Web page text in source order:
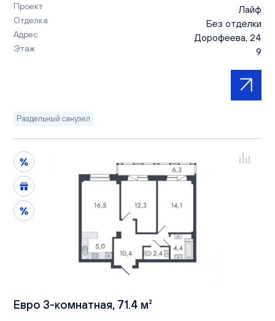
Проект Лайф
Отделка Без отделки
Адрес Дорофеева, 24
Этаж 9
Раздельный санузел
Евро 3-комнатная, 71.4 м²